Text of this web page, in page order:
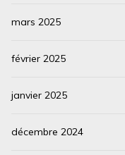
mars 2025
février 2025
janvier 2025
décembre 2024